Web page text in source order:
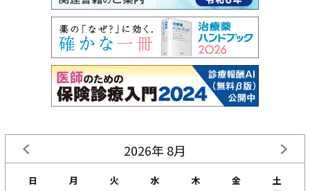
2026年 8月
日 月 火 水 木 金 土